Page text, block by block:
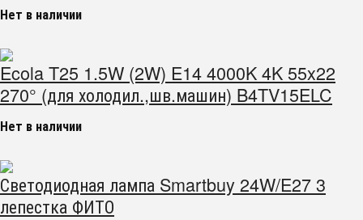
Нет в наличии
Ecola T25 1.5W (2W) E14 4000K 4K 55x22
270° (для холодил.,шв.машин) B4TV15ELC
Нет в наличии
Светодиодная лампа Smartbuy 24W/E27 3
лепестка ФИТО